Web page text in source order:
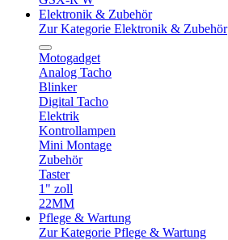
Elektronik & Zubehör
Zur Kategorie Elektronik & Zubehör
Motogadget
Analog Tacho
Blinker
Digital Tacho
Elektrik
Kontrollampen
Mini Montage
Zubehör
Taster
1" zoll
22MM
Pflege & Wartung
Zur Kategorie Pflege & Wartung